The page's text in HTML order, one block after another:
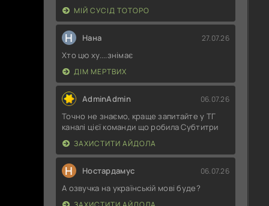
МІЙ СУСІД ТОТОРО
Н Нана 27.07.26
Хто цю ху....знімає
ДІМ МЕРТВИХ
AdminAdmin 06.07.26
Точно не знаємо, краще запитайте у ТГ
каналі цієї команди що робила Субтитри
ЗАХИСТИТИ АЙДОЛА
Н Ностардамус 06.07.26
А озвучка на українській мові буде?